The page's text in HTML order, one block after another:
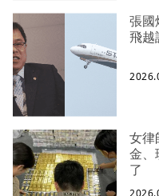
張國
飛
女律
金
了